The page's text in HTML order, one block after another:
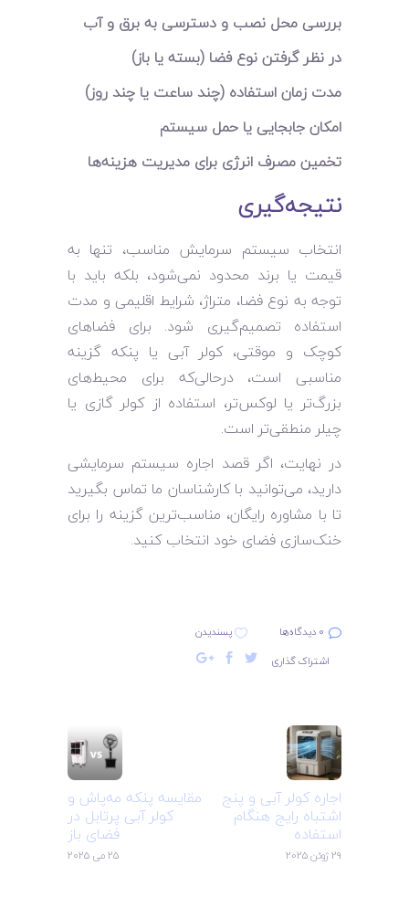
بررسی محل نصب و دسترسی به برق و آب
در نظر گرفتن نوع فضا (بسته یا باز)
مدت زمان استفاده (چند ساعت یا چند روز)
امکان جابجایی یا حمل سیستم
تخمین مصرف انرژی برای مدیریت هزینه‌ها
نتیجه‌گیری
انتخاب سیستم سرمایش مناسب، تنها به
قیمت یا برند محدود نمی‌شود، بلکه باید با
توجه به نوع فضا، متراژ، شرایط اقلیمی و مدت
استفاده تصمیم‌گیری شود. برای فضاهای
کوچک و موقتی، کولر آبی یا پنکه گزینه
مناسبی است، درحالی‌که برای محیط‌های
بزرگ‌تر یا لوکس‌تر، استفاده از کولر گازی یا
چیلر منطقی‌تر است.
در نهایت، اگر قصد اجاره سیستم سرمایشی
دارید، می‌توانید با کارشناسان ما تماس بگیرید
تا با مشاوره رایگان، مناسب‌ترین گزینه را برای
خنک‌سازی فضای خود انتخاب کنید.
0 دیدگاه‌ها
پسندیدن
اشتراک گذاری
مقایسه پنکه مه‌پاش و
کولر آبی پرتابل در
فضای باز
25 می 2025
اجاره کولر آبی و پنج
اشتباه رایج هنگام
استفاده
29 ژوئن 2025